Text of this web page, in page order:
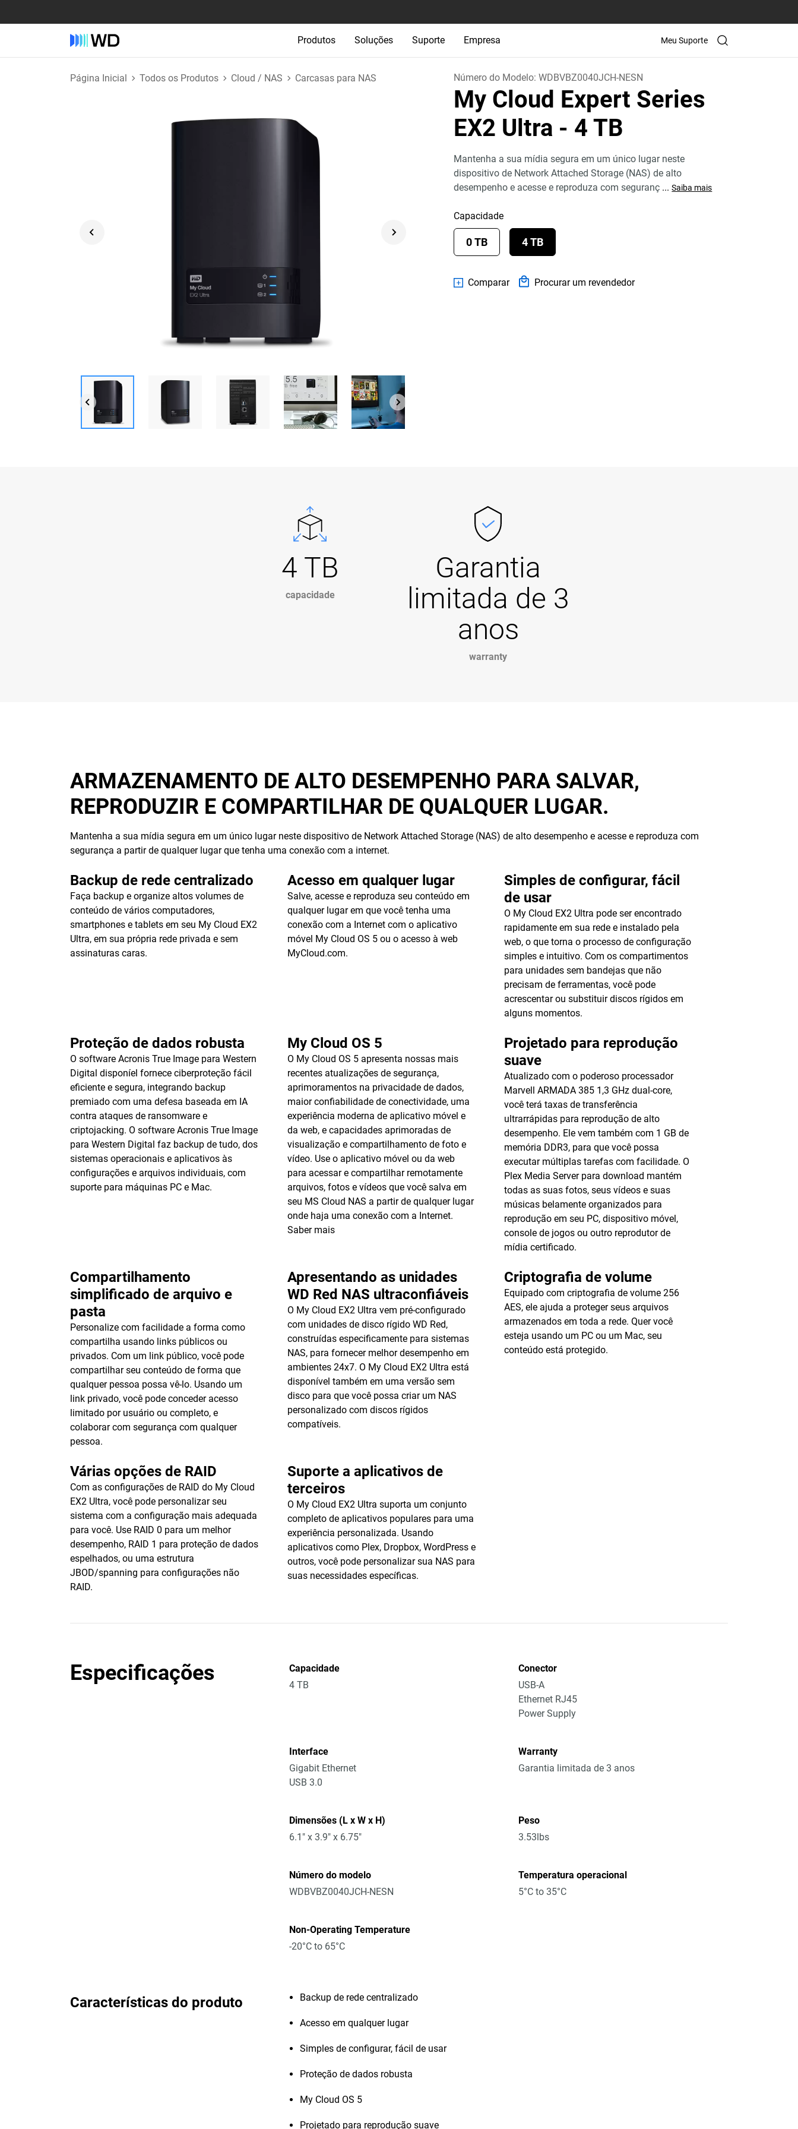
Produtos Soluções Suporte Empresa Meu Suporte
Página Inicial Todos os Produtos Cloud / NAS Carcasas para NAS Número do Modelo:WDBVBZ0040JCH-NESN
My Cloud Expert Series
EX2 Ultra - 4 TB
Mantenha a sua mídia segura em um único lugar neste
dispositivo de Network Attached Storage (NAS) de alto
desempenho e acesse e reproduza com seguranç ... Saiba mais
Capacidade
0 TB 4 TB
Comparar Procurar um revendedor
4 TB
capacidade
Garantia
limitada de 3
anos
warranty
ARMAZENAMENTO DE ALTO DESEMPENHO PARA SALVAR,
REPRODUZIR E COMPARTILHAR DE QUALQUER LUGAR.
Mantenha a sua mídia segura em um único lugar neste dispositivo de Network Attached Storage (NAS) de alto desempenho e acesse e reproduza com
segurança a partir de qualquer lugar que tenha uma conexão com a internet.
Backup de rede centralizado
Faça backup e organize altos volumes de
conteúdo de vários computadores,
smartphones e tablets em seu My Cloud EX2
Ultra, em sua própria rede privada e sem
assinaturas caras.
Acesso em qualquer lugar
Salve, acesse e reproduza seu conteúdo em
qualquer lugar em que você tenha uma
conexão com a Internet com o aplicativo
móvel My Cloud OS 5 ou o acesso à web
MyCloud.com.
Simples de configurar, fácil
de usar
O My Cloud EX2 Ultra pode ser encontrado
rapidamente em sua rede e instalado pela
web, o que torna o processo de configuração
simples e intuitivo. Com os compartimentos
para unidades sem bandejas que não
precisam de ferramentas, você pode
acrescentar ou substituir discos rígidos em
alguns momentos.
Proteção de dados robusta
O software Acronis True Image para Western
Digital disponíel fornece ciberproteção fácil
eficiente e segura, integrando backup
premiado com uma defesa baseada em IA
contra ataques de ransomware e
criptojacking. O software Acronis True Image
para Western Digital faz backup de tudo, dos
sistemas operacionais e aplicativos às
configurações e arquivos individuais, com
suporte para máquinas PC e Mac.
My Cloud OS 5
O My Cloud OS 5 apresenta nossas mais
recentes atualizações de segurança,
aprimoramentos na privacidade de dados,
maior confiabilidade de conectividade, uma
experiência moderna de aplicativo móvel e
da web, e capacidades aprimoradas de
visualização e compartilhamento de foto e
vídeo. Use o aplicativo móvel ou da web
para acessar e compartilhar remotamente
arquivos, fotos e vídeos que você salva em
seu MS Cloud NAS a partir de qualquer lugar
onde haja uma conexão com a Internet.
Saber mais
Projetado para reprodução
suave
Atualizado com o poderoso processador
Marvell ARMADA 385 1,3 GHz dual-core,
você terá taxas de transferência
ultrarrápidas para reprodução de alto
desempenho. Ele vem também com 1 GB de
memória DDR3, para que você possa
executar múltiplas tarefas com facilidade. O
Plex Media Server para download mantém
todas as suas fotos, seus vídeos e suas
músicas belamente organizados para
reprodução em seu PC, dispositivo móvel,
console de jogos ou outro reprodutor de
mídia certificado.
Compartilhamento
simplificado de arquivo e
pasta
Personalize com facilidade a forma como
compartilha usando links públicos ou
privados. Com um link público, você pode
compartilhar seu conteúdo de forma que
qualquer pessoa possa vê-lo. Usando um
link privado, você pode conceder acesso
limitado por usuário ou completo, e
colaborar com segurança com qualquer
pessoa.
Apresentando as unidades
WD Red NAS ultraconfiáveis
O My Cloud EX2 Ultra vem pré-configurado
com unidades de disco rígido WD Red,
construídas especificamente para sistemas
NAS, para fornecer melhor desempenho em
ambientes 24x7. O My Cloud EX2 Ultra está
disponível também em uma versão sem
disco para que você possa criar um NAS
personalizado com discos rígidos
compatíveis.
Criptografia de volume
Equipado com criptografia de volume 256
AES, ele ajuda a proteger seus arquivos
armazenados em toda a rede. Quer você
esteja usando um PC ou um Mac, seu
conteúdo está protegido.
Várias opções de RAID
Com as configurações de RAID do My Cloud
EX2 Ultra, você pode personalizar seu
sistema com a configuração mais adequada
para você. Use RAID 0 para um melhor
desempenho, RAID 1 para proteção de dados
espelhados, ou uma estrutura
JBOD/spanning para configurações não
RAID.
Suporte a aplicativos de
terceiros
O My Cloud EX2 Ultra suporta um conjunto
completo de aplicativos populares para uma
experiência personalizada. Usando
aplicativos como Plex, Dropbox, WordPress e
outros, você pode personalizar sua NAS para
suas necessidades específicas.
Especificações
Capacidade
4 TB
Conector
USB-A
Ethernet RJ45
Power Supply
Interface
Gigabit Ethernet
USB 3.0
Warranty
Garantia limitada de 3 anos
Dimensões (L x W x H)
6.1" x 3.9" x 6.75"
Peso
3.53lbs
Número do modelo
WDBVBZ0040JCH-NESN
Temperatura operacional
5°C to 35°C
Non-Operating Temperature
-20°C to 65°C
Características do produto Backup de rede centralizado
Acesso em qualquer lugar
Simples de configurar, fácil de usar
Proteção de dados robusta
My Cloud OS 5
Projetado para reprodução suave